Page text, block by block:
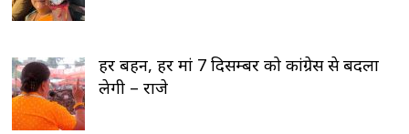
हर बहन, हर मां 7 दिसम्बर को कांग्रेस से बदला
लेगी – राजे